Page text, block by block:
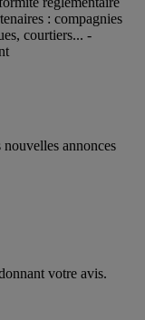
: compagnies
courtiers... -
annonces
votre avis.